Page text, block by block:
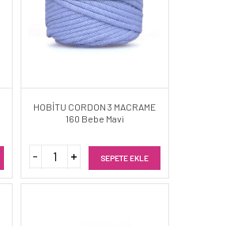
HOBİTU CORDON 3 MACRAME
160 Bebe Mavi
SEPETE EKLE